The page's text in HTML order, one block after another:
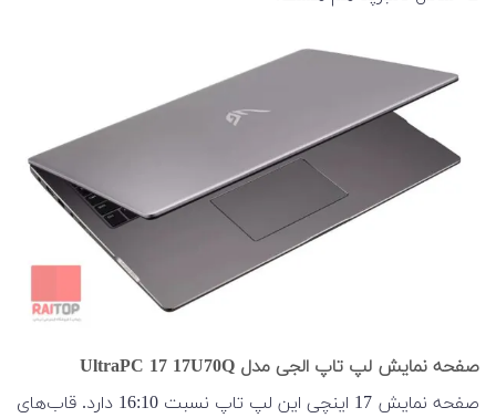
صفحه نمایش لپ تاپ الجی مدل UltraPC 17 17U70Q
صفحه نمایش 17 اینچی این لپ تاپ نسبت 16:10 دارد. قاب‌های